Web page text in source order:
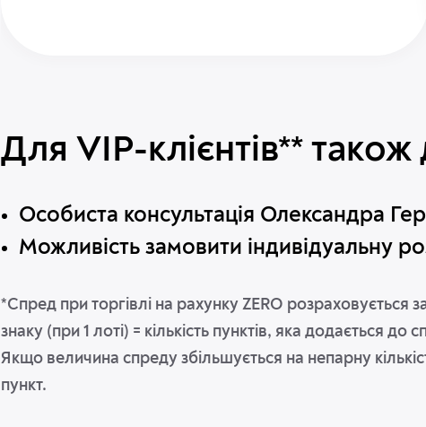
Для VIP-клієнтів** також
Особиста консультація Олександра
Можливість замовити індивідуальну
*Спред при торгівлі на рахунку ZERO розраховується
знаку (при 1 лоті) = кількість пунктів, яка додається до
Якщо величина спреду збільшується на непарну
пункт.